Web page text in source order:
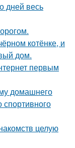
дней весь
котёнке, и
дом.
первым
домашнего
спортивного
целую